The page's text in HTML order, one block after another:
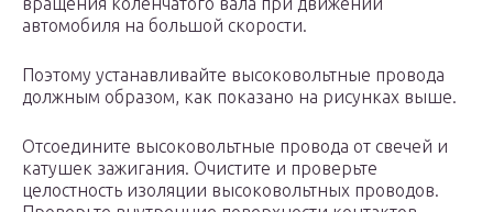
автомобиля на большой скорости.
Поэтому устанавливайте высоковольтные провода
должным образом, как показано на рисунках выше.
Отсоедините высоковольтные провода от свечей и
катушек зажигания. Очистите и проверьте
целостность изоляции высоковольтных проводов.